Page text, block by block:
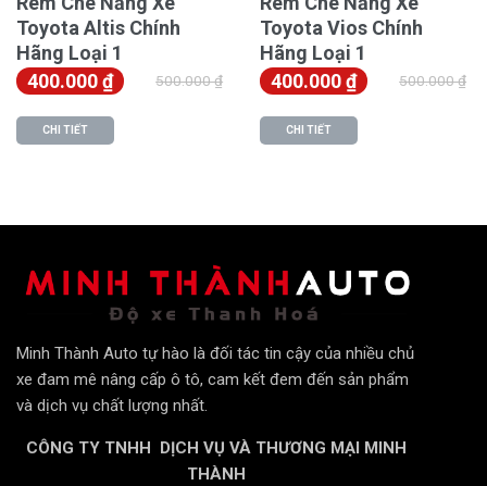
Rèm che nắng dạng cuộn
Rèm che nắng dạng cố định
Minh Thành Auto – Đại lý rèm che nắng
cao cấp chính hãng tại Thanh Hóa
Toyota Altis Chính
Hãng Loại 1
400.000₫ 500.000₫
CHI TIẾT
Toyota Vios Chính
Hãng Loại 1
400.000₫ 500.000₫
CHI TIẾT
Minh Thành Auto tự hào là đối tác tin cậy của nhiều chủ
xe đam mê nâng cấp ô tô, cam kết đem đến sản phẩm
và dịch vụ chất lượng nhất.
CÔNG TY TNHH DỊCH VỤ VÀ THƯƠNG MẠI MINH
THÀNH